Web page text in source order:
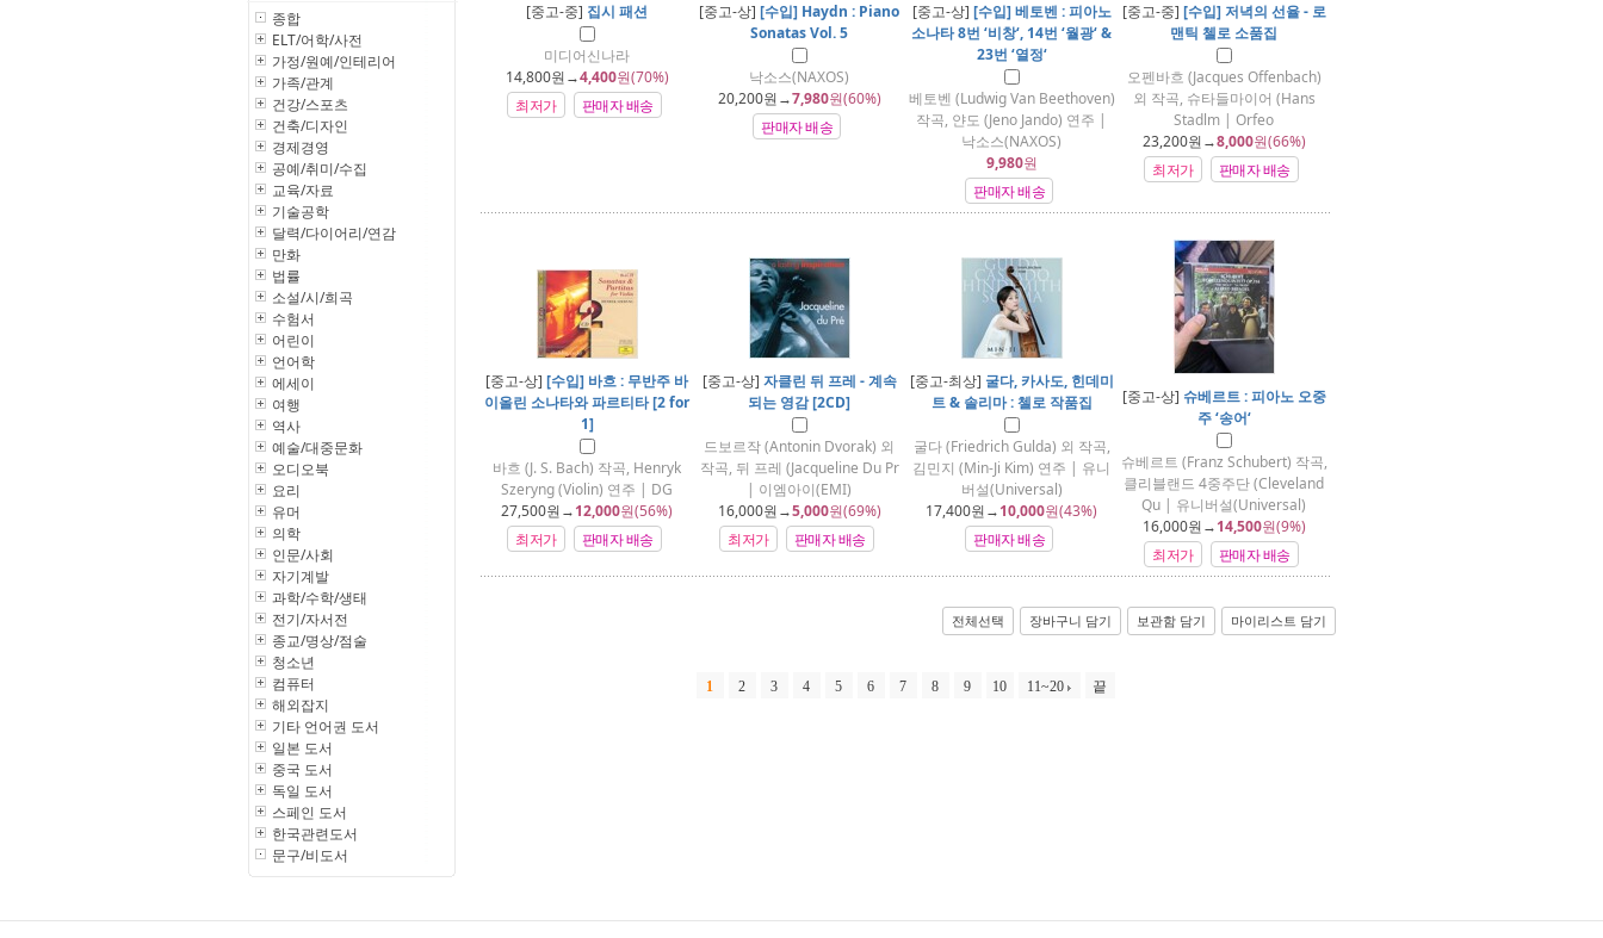
종합
ELT/어학/사전
가정/원예/인테리어
가족/관계
건강/스포츠
건축/디자인
경제경영
공예/취미/수집
교육/자료
기술공학
달력/다이어리/연감
만화
법률
소설/시/희곡
수험서
어린이
언어학
에세이
여행
역사
예술/대중문화
오디오북
요리
유머
의학
인문/사회
자기계발
과학/수학/생태
전기/자서전
종교/명상/점술
청소년
컴퓨터
해외잡지
기타 언어권 도서
일본 도서
중국 도서
독일 도서
스페인 도서
한국관련도서
문구/비도서
[중고-중] 집시 패션
미디어신나라
14,800원→4,400원(70%)
최저가
판매자 배송
[중고-상] [수입] Haydn : Piano
Sonatas Vol. 5
낙소스(NAXOS)
20,200원→7,980원(60%)
판매자 배송
[중고-상] [수입] 베토벤 : 피아노
소나타 8번 ‘비창‘, 14번 ‘월광‘ &
23번 ‘열정‘
베토벤 (Ludwig Van Beethoven)
작곡, 얀도 (Jeno Jando) 연주 |
낙소스(NAXOS)
9,980원
판매자 배송
[중고-중] [수입] 저녁의 선율 - 로
맨틱 첼로 소품집
오펜바흐 (Jacques Offenbach)
외 작곡, 슈타들마이어 (Hans
Stadlm | Orfeo
23,200원→8,000원(66%)
최저가
판매자 배송
[중고-상] [수입] 바흐 : 무반주 바
이올린 소나타와 파르티타 [2 for
1]
바흐 (J. S. Bach) 작곡, Henryk
Szeryng (Violin) 연주 | DG
27,500원→12,000원(56%)
최저가
판매자 배송
[중고-상] 자클린 뒤 프레 - 계속
되는 영감 [2CD]
드보르작 (Antonin Dvorak) 외
작곡, 뒤 프레 (Jacqueline Du Pr
| 이엠아이(EMI)
16,000원→5,000원(69%)
최저가
판매자 배송
[중고-최상] 굴다, 카사도, 힌데미
트 & 솔리마 : 첼로 작품집
굴다 (Friedrich Gulda) 외 작곡,
김민지 (Min-Ji Kim) 연주 | 유니
버설(Universal)
17,400원→10,000원(43%)
판매자 배송
[중고-상] 슈베르트 : 피아노 오중
주 ‘송어‘
슈베르트 (Franz Schubert) 작곡,
클리블랜드 4중주단 (Cleveland
Qu | 유니버설(Universal)
16,000원→14,500원(9%)
최저가
판매자 배송
전체선택 장바구니 담기 보관함 담기 마이리스트 담기
1 2 3 4 5 6 7 8 9 10 11~20 끝